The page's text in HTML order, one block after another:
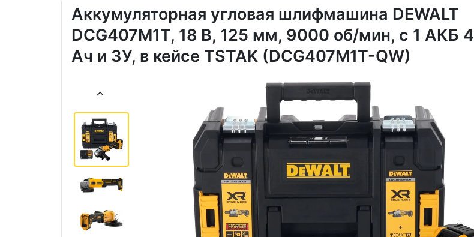
Аккумуляторная угловая шлифмашина DEWALT
DCG407M1T, 18 В, 125 мм, 9000 об/мин, с 1 АКБ 4
Ач и ЗУ, в кейсе TSTAK (DCG407M1T-QW)